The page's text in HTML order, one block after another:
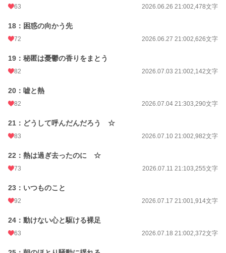
63 2026.06.26 21:002,478文字
18：困惑の向かう先
72 2026.06.27 21:002,626文字
19：秘匿は憂鬱の香りをまとう
82 2026.07.03 21:002,142文字
20：嘘と熱
82 2026.07.04 21:303,290文字
21：どうして呼んだんだろう ☆
83 2026.07.10 21:002,982文字
22：熱は過ぎ去ったのに ☆
73 2026.07.11 21:103,255文字
23：いつものこと
92 2026.07.17 21:001,914文字
24：動けない心と駆ける裸足
63 2026.07.18 21:002,372文字